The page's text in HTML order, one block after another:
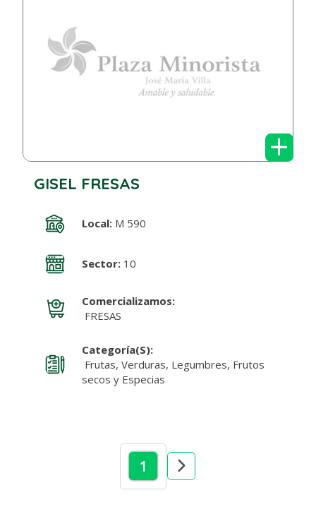
+
GISEL FRESAS
Local:M 590
Sector:10
Comercializamos:
FRESAS
Categoría(s):
Frutas, Verduras, Legumbres, Frutos
secos y Especias
1